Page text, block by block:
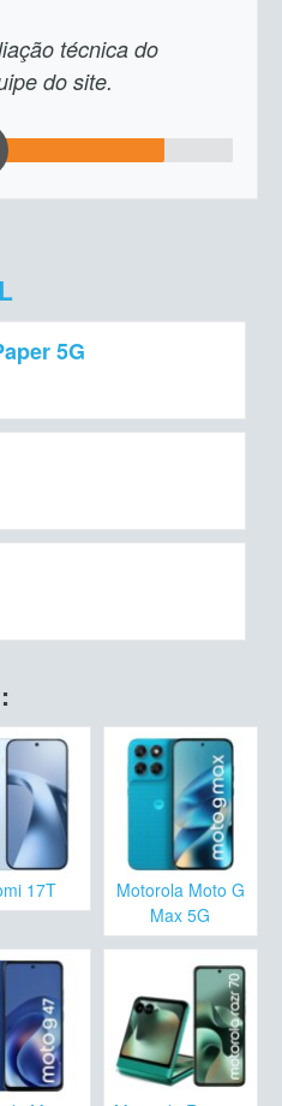
técnica do
do site.
5G
17T
Motorola Moto G
Max 5G